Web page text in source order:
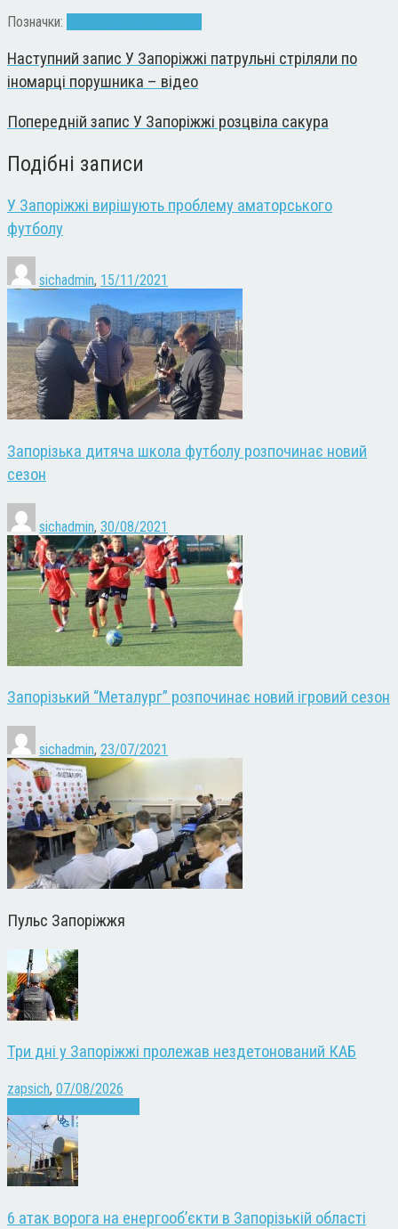
Позначки:
Наступний запис У Запоріжжі патрульні стріляли по
іномарці порушника – відео
Попередній запис У Запоріжжі розцвіла сакура
Подібні записи
У Запоріжжі вирішують проблему аматорського
футболу
sichadmin, 15/11/2021
Запорізька дитяча школа футболу розпочинає новий
сезон
sichadmin, 30/08/2021
Запорізький “Металург” розпочинає новий ігровий сезон
sichadmin, 23/07/2021
Пульс Запоріжжя
Три дні у Запоріжжі пролежав нездетонований КАБ
zapsich, 07/08/2026
6 атак ворога на енергооб’єкти в Запорізькій області